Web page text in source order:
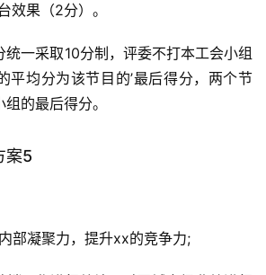
果（2分）。
一采取10分制，评委不打本工会小组
平均分为该节目的’最后得分，两个节
的最后得分。
案5
部凝聚力，提升xx的竞争力;